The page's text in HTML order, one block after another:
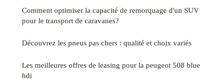
Comment optimiser la capacité de remorquage d'un SUV
pour le transport de caravanes?
Découvrez les pneus pas chers : qualité et choix variés
Les meilleures offres de leasing pour la peugeot 508 blue
hdi